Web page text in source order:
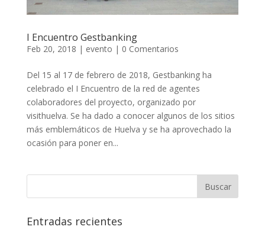
I Encuentro Gestbanking
Feb 20, 2018 | evento | 0 Comentarios
Del 15 al 17 de febrero de 2018, Gestbanking ha
celebrado el I Encuentro de la red de agentes
colaboradores del proyecto, organizado por
visithuelva. Se ha dado a conocer algunos de los sitios
más emblemáticos de Huelva y se ha aprovechado la
ocasión para poner en...
Entradas recientes